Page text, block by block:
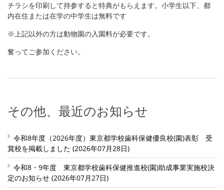
チラシを印刷して持参すると特典がもらえます。小学生以下、都
内在住または在学の中学生は無料です
※上記以外の方は動物園の入園料が必要です。
奮ってご参加ください。
その他、最近のお知らせ
令和8年度（2026年度）東京都学校歯科保健優良校(園)表彰 受
賞校を掲載しました (2026年07月28日)
令和8・9年度 東京都学校歯科保健推進校(園)助成事業実施校決
定のお知らせ (2026年07月27日)